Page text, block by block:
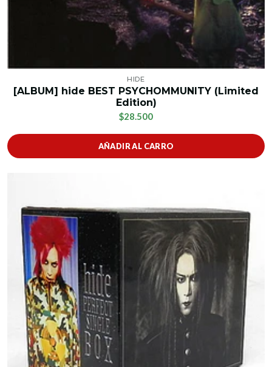
HIDE
[ALBUM] hide BEST PSYCHOMMUNITY (Limited
Edition)
$28.500
AÑADIR AL CARRO